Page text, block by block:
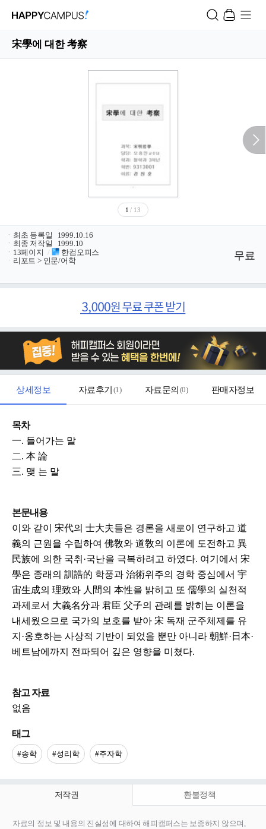
宋學에 대한 考察
1 / 13
ㆍ 최초 등록일
1999.10.16
ㆍ 최종 저작일
1999.10
ㆍ 13페이지 /
한컴오피스
ㆍ 리포트 > 인문/어학 무료
상세정보 자료후기 (1) 자료문의 (0) 판매자정보
목차
一. 들어가는 말
二. 本 論
三. 맺 는 말
본문내용
이와 같이 宋代의 士大夫들은 경론을 새로이 연구하고 道
義의 근원을 수립하여 佛敎와 道敎의 이론에 도전하고 異
民族에 의한 국취·국난을 극복하려고 하였다. 여기에서 宋
學은 종래의 訓誥的 학풍과 治術위주의 경학 중심에서 宇
宙生成의 理致와 人間의 本性을 밝히고 또 儒學의 실천적
과제로서 大義名分과 君臣 父子의 관례를 밝히는 이론을
내세웠으므로 국가의 보호를 받아 宋 독재 군주체제를 유
지·옹호하는 사상적 기반이 되었을 뿐만 아니라 朝鮮·日本·
베트남에까지 전파되어 깊은 영향을 미쳤다.
참고 자료
없음
태그
#송학 #성리학 #주자학
저작권 환불정책
자료의 정보 및 내용의 진실성에 대하여 해피캠퍼스는 보증하지 않으며,